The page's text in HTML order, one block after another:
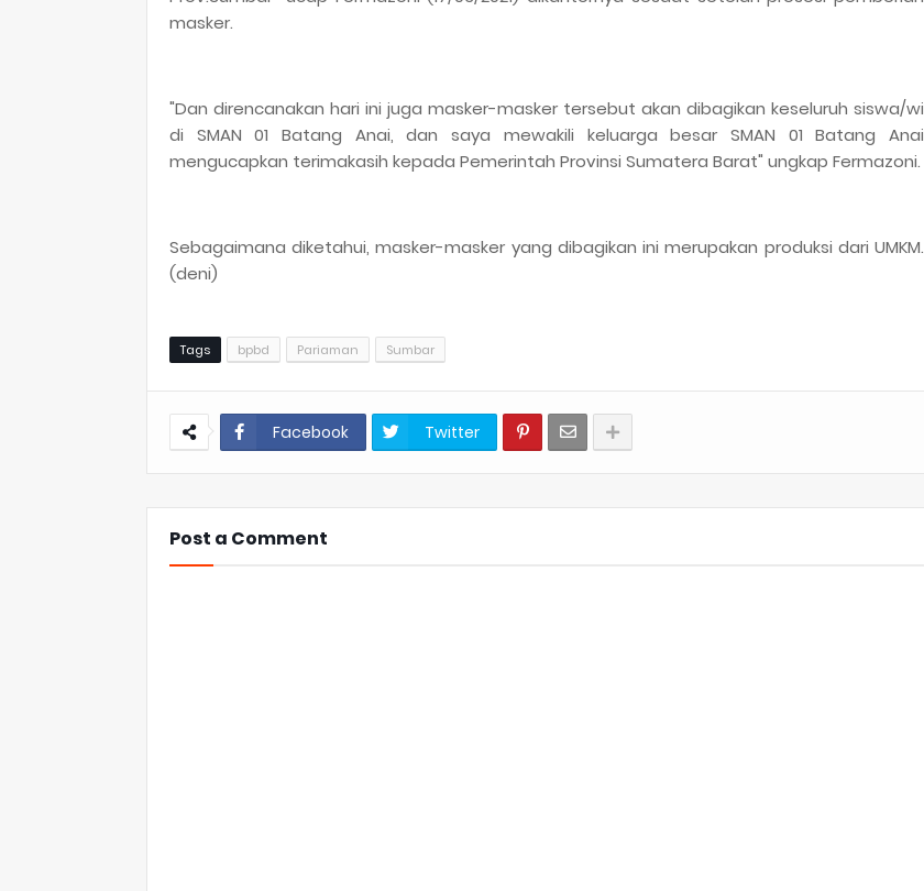
masker.
"Dan direncanakan hari ini juga masker-masker tersebut akan dibagikan keseluruh siswa/wi
di SMAN 01 Batang Anai, dan saya mewakili keluarga besar SMAN 01 Batang Anai
mengucapkan terimakasih kepada Pemerintah Provinsi Sumatera Barat" ungkap Fermazoni.
Sebagaimana diketahui, masker-masker yang dibagikan ini merupakan produksi dari UMKM.
(deni)
Tags bpbd Pariaman Sumbar
Facebook Twitter
Post a Comment